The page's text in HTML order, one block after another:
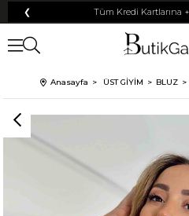
❮ Tüm Kredi Kartlarına
Anasayfa ÜST GİYİM BLUZ